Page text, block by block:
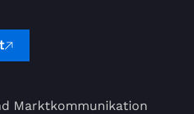
Marktkommunikation